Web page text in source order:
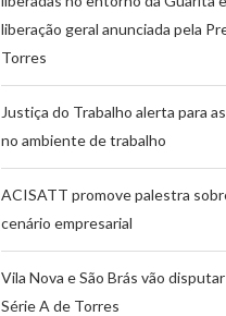
liberação geral anunciada pela
Torres
Justiça do Trabalho alerta para
no ambiente de trabalho
ACISATT promove palestra
cenário empresarial
Vila Nova e São Brás vão
Série A de Torres